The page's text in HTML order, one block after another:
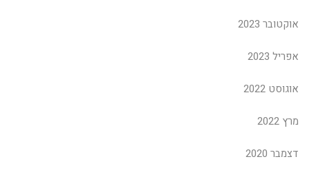
אוקטובר 2023
אפריל 2023
אוגוסט 2022
מרץ 2022
דצמבר 2020